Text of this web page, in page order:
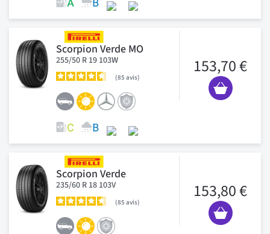
Scorpion Verde MO
255/50 R 19 103W
85 avis
153,70 €
Scorpion Verde
235/60 R 18 103V
85 avis
153,80 €